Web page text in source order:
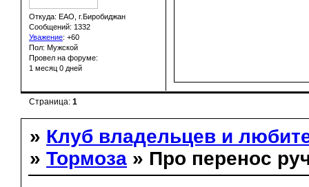
Откуда: ЕАО, г.Биробиджан
Сообщений: 1332
Уважение: +60
Пол: Мужской
Провел на форуме:
1 месяц 0 дней
Страница:1
» Клуб владельцев и
»Тормоза » Про перенос